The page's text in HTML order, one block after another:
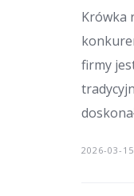
Krówka
firmy
2026-03-15